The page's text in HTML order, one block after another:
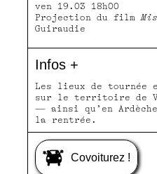
ven 19.03 18h00
Projection du film
Guiraudie
Infos +
Les lieux de tournée
sur le territoire de
— ainsi qu’en
la rentrée.
Covoiturez !